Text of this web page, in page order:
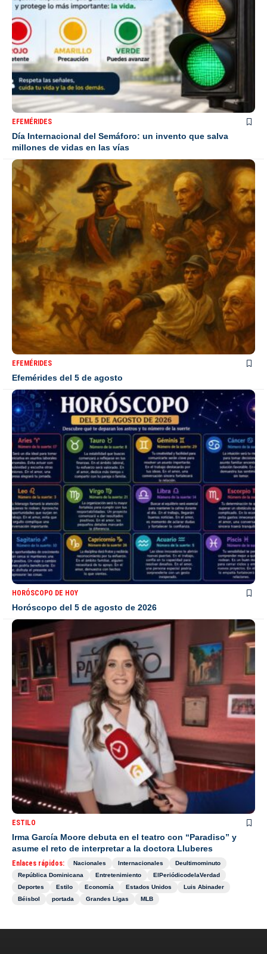
EFEMÉRIDES
Día Internacional del Semáforo: un invento que salva
millones de vidas en las vías
EFEMÉRIDES
Efemérides del 5 de agosto
HORÓSCOPO DE HOY
Horóscopo del 5 de agosto de 2026
ESTILO
Irma García Moore debuta en el teatro con “Paradiso” y
asume el reto de interpretar a la doctora Lluberes
Enlaces rápidos: Nacionales Internacionales
Deultimominuto
República Dominicana
Entretenimiento
ElPeriódicodelaVerdad
Deportes
Estilo Economía Estados Unidos
Luis Abinader
Béisbol
portada Grandes Ligas MLB